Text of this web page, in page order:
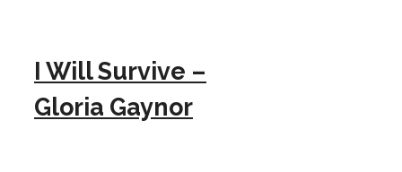
I Will Survive –
Gloria Gaynor